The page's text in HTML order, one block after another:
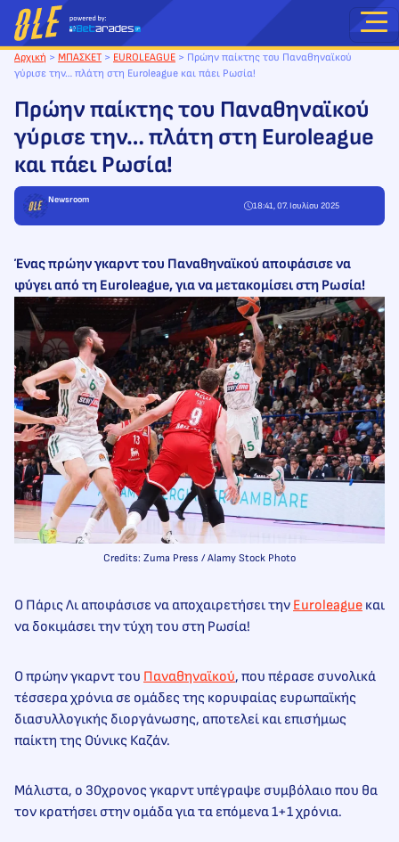
Μετάβαση
στο
περιεχόμενο
Αρχική > ΜΠΑΣΚΕΤ > EUROLEAGUE > Πρώην παίκτης του Παναθηναϊκού
γύρισε την… πλάτη στη Euroleague και πάει Ρωσία!
Πρώην παίκτης του Παναθηναϊκού
γύρισε την… πλάτη στη Euroleague
και πάει Ρωσία!
Newsroom
18:41, 07. Ιουλίου 2025
Ένας πρώην γκαρντ του Παναθηναϊκού αποφάσισε να
φύγει από τη Euroleague, για να μετακομίσει στη Ρωσία!
Credits: Zuma Press / Alamy Stock Photo
Ο Πάρις Λι αποφάσισε να αποχαιρετήσει την Euroleague και
να δοκιμάσει την τύχη του στη Ρωσία!
Ο πρώην γκαρντ του Παναθηναϊκού, που πέρασε συνολικά
τέσσερα χρόνια σε ομάδες της κορυφαίας ευρωπαϊκής
διασυλλογικής διοργάνωσης, αποτελεί και επισήμως
παίκτη της Ούνικς Καζάν.
Μάλιστα, ο 30χρονος γκαρντ υπέγραψε συμβόλαιο που θα
τον κρατήσει στην ομάδα για τα επόμενα 1+1 χρόνια.